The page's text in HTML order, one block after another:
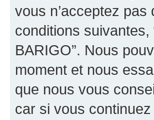
vous n’acceptez pas
conditions
BARIGO”. Nous
moment et nous
que nous vous
car si vous